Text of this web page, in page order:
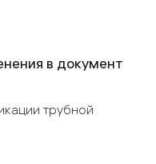
в документ
трубной